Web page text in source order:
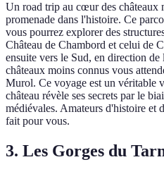
Un road trip au cœur des châteaux
promenade dans l'histoire. Ce
vous pourrez explorer des
Château de Chambord et celui de
ensuite vers le Sud, en direction
châteaux moins connus vous
Murol. Ce voyage est un véritable
château révèle ses secrets par le
médiévales. Amateurs d'histoire et
fait pour vous.
3. Les Gorges du